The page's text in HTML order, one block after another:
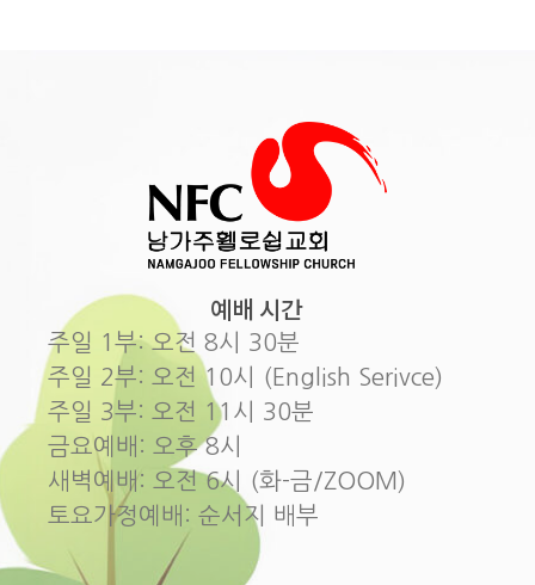
예배 시간
주일 1부: 오전 8시 30분
주일 2부: 오전 10시 (English Serivce)
주일 3부: 오전 11시 30분
금요예배: 오후 8시
새벽예배: 오전 6시 (화-금/ZOOM)
토요가정예배: 순서지 배부